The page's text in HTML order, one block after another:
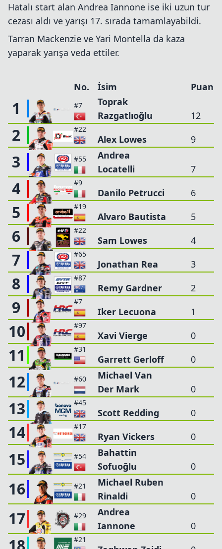
Hatalı start alan Andrea Iannone ise iki uzun tur
cezası aldı ve yarışı 17. sırada tamamlayabildi.
Tarran Mackenzie ve Yari Montella da kaza
yaparak yarışa veda ettiler.
No. İsim Puan
1 #7
Toprak
Razgatlıoğlu
12
2 #22
Alex Lowes 9
3 #55
Andrea
Locatelli
7
4 #9
Danilo Petrucci 6
5 #19
Alvaro Bautista 5
6 #22
Sam Lowes 4
7 #65
Jonathan Rea 3
8 #87
Remy Gardner 2
9 #7
Iker Lecuona 1
10 #97
Xavi Vierge 0
11 #31
Garrett Gerloff 0
12 #60
Michael Van
Der Mark
0
13 #45
Scott Redding 0
14 #17
Ryan Vickers 0
15 #54
Bahattin
Sofuoğlu
0
16 #21
Michael Ruben
Rinaldi
0
17 #29
Andrea
Iannone
0
#21